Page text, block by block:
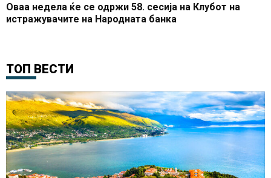
Оваа недела ќе се одржи 58. сесија на Клубот на
истражувачите на Народната банка
ТОП ВЕСТИ